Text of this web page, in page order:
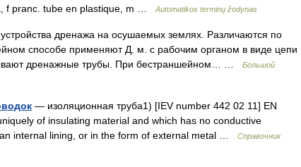
f pranc. tube en plastique, m …
Automatikos terminų žodynas
дренажа на осушаемых землях. Различаются по
способе применяют Д. м. с рабочим органом в виде цепи
дренажные трубы. При бестраншейном… …
Большой
— изоляционная труба1) [IEV number 442 02 11] EN
of insulating material and which has no conductive
internal lining, or in the form of external metal …
Справочник